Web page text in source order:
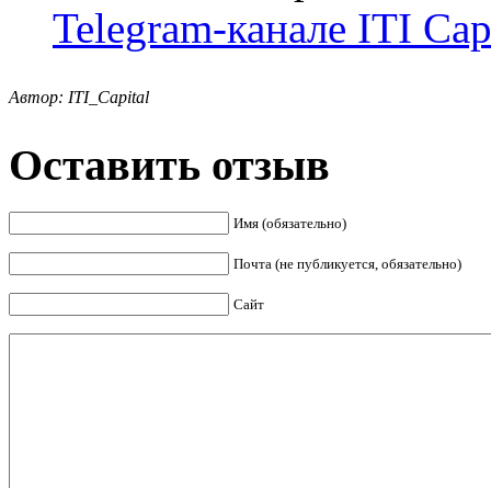
Telegram-канале ITI
Автор: ITI_Capital
Оставить отзыв
Имя (обязательно)
Почта (не публикуется, обязательно)
Сайт